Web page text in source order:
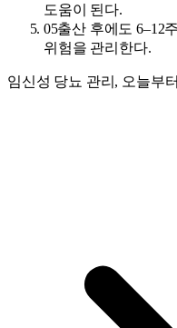
도움이 된다.
05출산 후에도 6–12
위험을 관리한다.
임신성 당뇨 관리, 오늘부